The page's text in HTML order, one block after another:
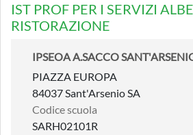
IST PROF PER I SERVIZI
RISTORAZIONE
IPSEOA A.SACCO
PIAZZA EUROPA
84037 Sant'Arsenio SA
Codice scuola
SARH02101R